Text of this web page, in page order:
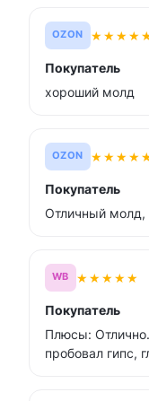
OZON ★★★★
Покупатель
хороший молд
OZON ★★★★
Покупатель
Отличный молд,
WB ★★★★★
Покупатель
Плюсы:
пробовал гипс,